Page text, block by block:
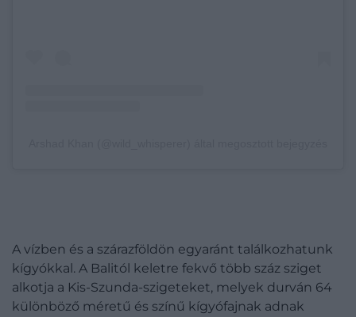
A vízben és a szárazföldön egyaránt találkozhatunk
kígyókkal. A Balitól keletre fekvő több száz sziget
alkotja a Kis-Szunda-szigeteket, melyek durván 64
különböző méretű és színű kígyófajnak adnak